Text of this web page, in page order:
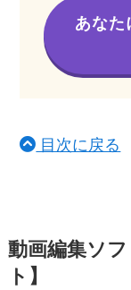
あなた
目次に戻る
動画編集ソ
ト】